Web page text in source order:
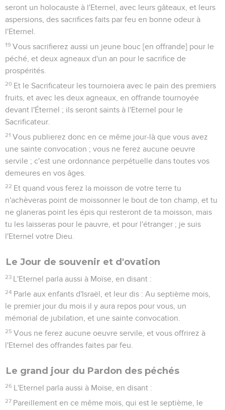
seront un holocauste à l'Eternel, avec leurs gâteaux, et leurs
aspersions, des sacrifices faits par feu en bonne odeur à
l'Eternel.
19 Vous sacrifierez aussi un jeune bouc [en offrande] pour le
péché, et deux agneaux d'un an pour le sacrifice de
prospérités.
20 Et le Sacrificateur les tournoiera avec le pain des premiers
fruits, et avec les deux agneaux, en offrande tournoyée
devant l'Éternel ; ils seront saints à l'Eternel pour le
Sacrificateur.
21 Vous publierez donc en ce même jour-là que vous avez
une sainte convocation ; vous ne ferez aucune oeuvre
servile ; c'est une ordonnance perpétuelle dans toutes vos
demeures en vos âges.
22 Et quand vous ferez la moisson de votre terre tu
n'achèveras point de moissonner le bout de ton champ, et tu
ne glaneras point les épis qui resteront de ta moisson, mais
tu les laisseras pour le pauvre, et pour l'étranger ; je suis
l'Eternel votre Dieu.
Le Jour de souvenir et d'ovation
23 L'Eternel parla aussi à Moïse, en disant :
24 Parle aux enfants d'Israël, et leur dis : Au septième mois,
le premier jour du mois il y aura repos pour vous, un
mémorial de jubilation, et une sainte convocation.
25 Vous ne ferez aucune oeuvre servile, et vous offrirez à
l'Eternel des offrandes faites par feu.
Le grand jour du Pardon des péchés
26 L'Eternel parla aussi à Moïse, en disant :
27 Pareillement en ce même mois, qui est le septième, le